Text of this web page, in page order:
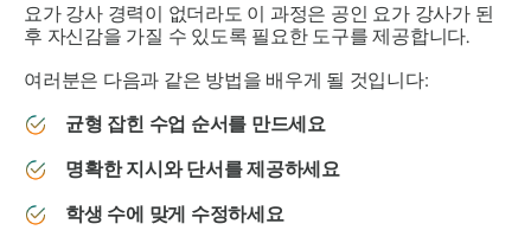
요가 강사 경력이 없더라도 이 과정은 공인 요가 강사가 된
후 자신감을 가질 수 있도록 필요한 도구를 제공합니다.
여러분은 다음과 같은 방법을 배우게 될 것입니다:
균형 잡힌 수업 순서를 만드세요
명확한 지시와 단서를 제공하세요
학생 수에 맞게 수정하세요